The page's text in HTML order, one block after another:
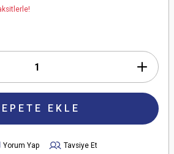
EKLE
Yorum Yap
Tavsiye Et